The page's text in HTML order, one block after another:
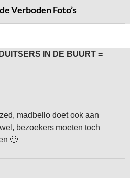
Verboden Foto’s
IN DE BUURT =
madbello doet ook aan
bezoekers moeten toch
🙂